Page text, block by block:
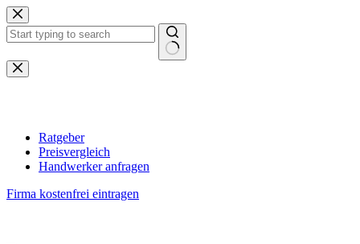
Zum
Inhalt
springen
Keine
Ergebnisse
Ratgeber
Preisvergleich
Handwerker anfragen
Firma kostenfrei eintragen